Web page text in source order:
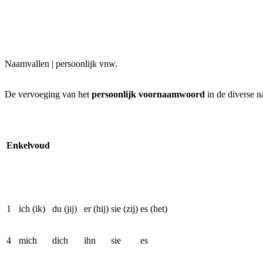
Naamvallen | persoonlijk vnw.
De vervoeging van het persoonlijk voornaamwoord in de diverse
Enkelvoud
1 ich (ik) du (jij) er (hij) sie (zij) es (het)
4 mich dich ihn sie es